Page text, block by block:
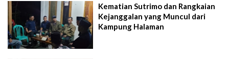
Kematian Sutrimo dan Rangkaian
Kejanggalan yang Muncul dari
Kampung Halaman